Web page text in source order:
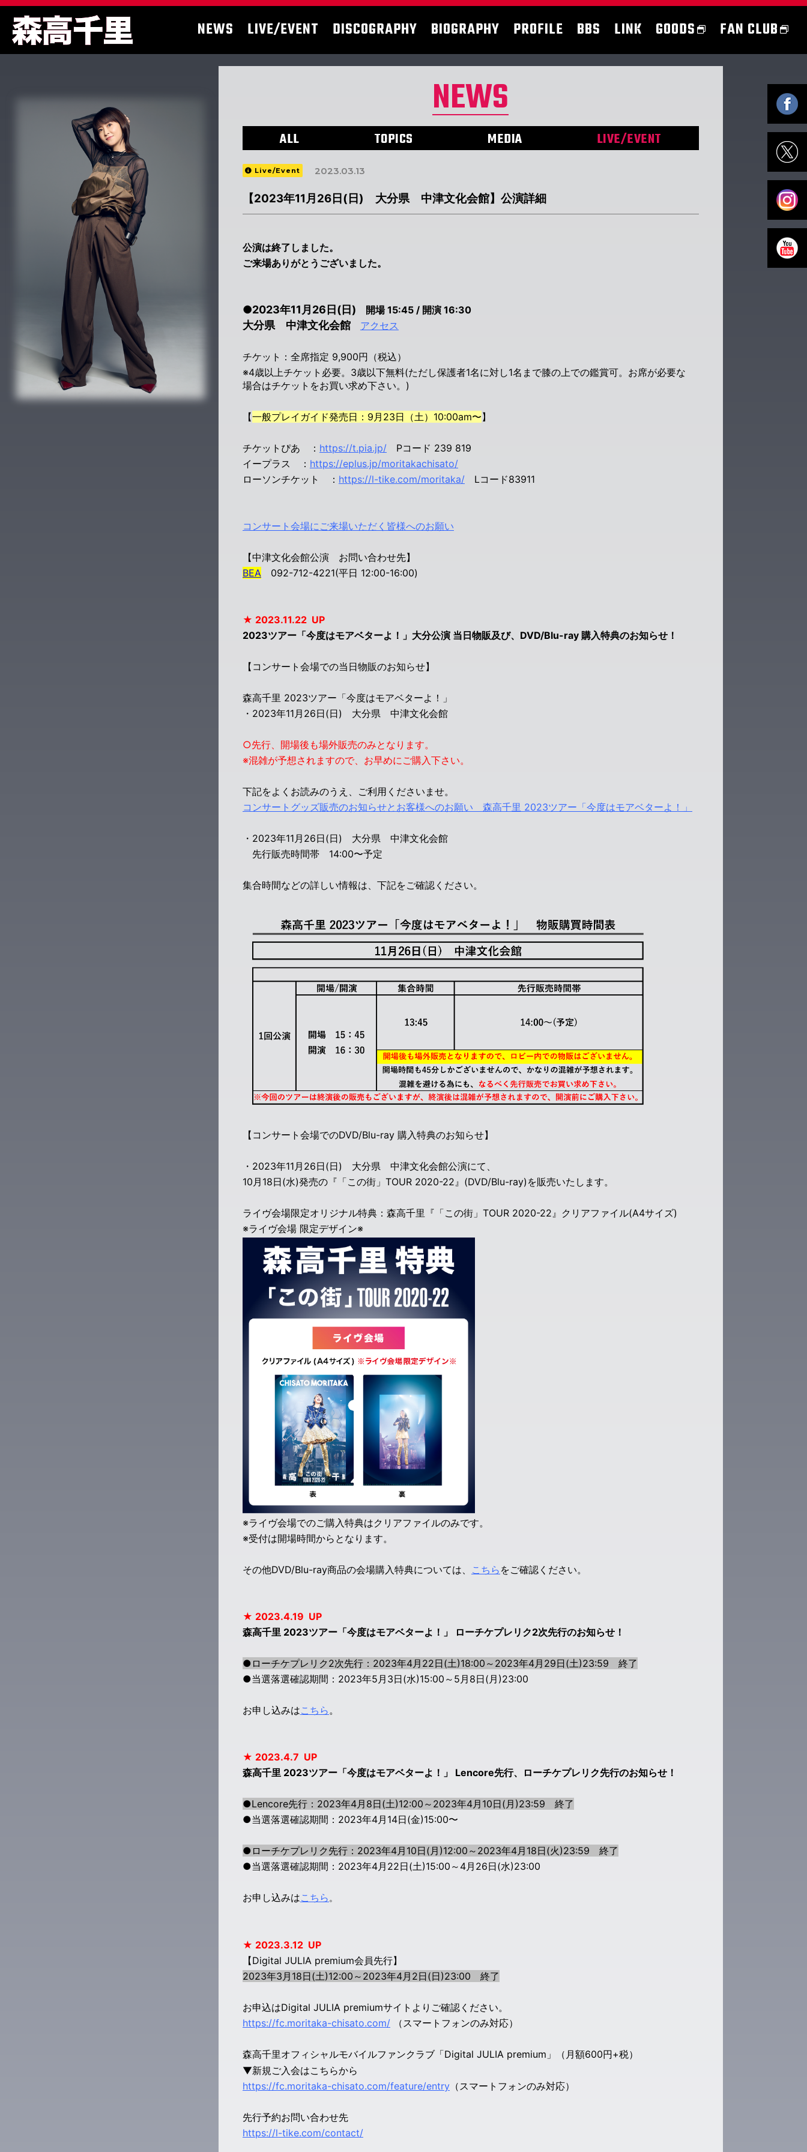
NEWS LIVE/EVENT DISCOGRAPHY BIOGRAPHY PROFILE BBS LINK GOODS FAN CLUB
NEWS
ALL TOPICS MEDIA LIVE/EVENT
Live/Event 2023.03.13
【2023年11月26日(日) 大分県 中津文化会館】公演詳細
公演は終了しました。
ご来場ありがとうございました。
●2023年11月26日(日) 開場 15:45 / 開演 16:30
大分県 中津文化会館 アクセス
チケット：全席指定 9,900円（税込）
※4歳以上チケット必要。3歳以下無料(ただし保護者1名に対し1名まで膝の上での鑑賞可。お席が必要な
場合はチケットをお買い求め下さい。)
【一般プレイガイド発売日：9月23日（土）10:00am〜】
チケットぴあ ： https://t.pia.jp/Pコード 239 819
イープラス ： https://eplus.jp/moritakachisato/
ローソンチケット ： https://l-tike.com/moritaka/Lコード83911
コンサート会場にご来場いただく皆様へのお願い
【中津文化会館公演 お問い合わせ先】
BEA092-712-4221(平日 12:00-16:00)
★ 2023.11.22 UP
2023ツアー「今度はモアベターよ！」大分公演 当日物販及び、DVD/Blu-ray 購入特典のお知らせ！
【コンサート会場での当日物販のお知らせ】
森高千里 2023ツアー「今度はモアベターよ！」
・2023年11月26日(日) 大分県 中津文化会館
○先行、開場後も場外販売のみとなります。
※混雑が予想されますので、お早めにご購入下さい。
下記をよくお読みのうえ、ご利用くださいませ。
コンサートグッズ販売のお知らせとお客様へのお願い 森高千里 2023ツアー「今度はモアベターよ！」
・2023年11月26日(日) 大分県 中津文化会館
先行販売時間帯 14:00〜予定
集合時間などの詳しい情報は、下記をご確認ください。
【コンサート会場でのDVD/Blu-ray 購入特典のお知らせ】
・2023年11月26日(日) 大分県 中津文化会館公演にて、
10月18日(水)発売の『「この街」TOUR 2020-22』(DVD/Blu-ray)を販売いたします。
ライヴ会場限定オリジナル特典：森高千里『「この街」TOUR 2020-22』クリアファイル(A4サイズ)
※ライヴ会場 限定デザイン※
※ライヴ会場でのご購入特典はクリアファイルのみです。
※受付は開場時間からとなります。
その他DVD/Blu-ray商品の会場購入特典については、 こちら をご確認ください。
★ 2023.4.19 UP
森高千里 2023ツアー「今度はモアベターよ！」 ローチケプレリク2次先行のお知らせ！
●ローチケプレリク2次先行：2023年4月22日(土)18:00～2023年4月29日(土)23:59 終了
●当選落選確認期間：2023年5月3日(水)15:00～5月8日(月)23:00
お申し込みはこちら。
★ 2023.4.7 UP
森高千里 2023ツアー「今度はモアベターよ！」 Lencore先行、ローチケプレリク先行のお知らせ！
●Lencore先行：2023年4月8日(土)12:00～2023年4月10日(月)23:59 終了
●当選落選確認期間：2023年4月14日(金)15:00〜
●ローチケプレリク先行：2023年4月10日(月)12:00～2023年4月18日(火)23:59 終了
●当選落選確認期間：2023年4月22日(土)15:00～4月26日(水)23:00
お申し込みはこちら 。
★ 2023.3.12 UP
【Digital JULIA premium会員先行】
2023年3月18日(土)12:00～2023年4月2日(日)23:00 終了
お申込はDigital JULIA premiumサイトよりご確認ください。
https://fc.moritaka-chisato.com/（スマートフォンのみ対応）
森高千里オフィシャルモバイルファンクラブ「Digital JULIA premium」（月額600円+税）
▼新規ご入会はこちらから
https://fc.moritaka-chisato.com/feature/entry（スマートフォンのみ対応）
先行予約お問い合わせ先
https://l-tike.com/contact/